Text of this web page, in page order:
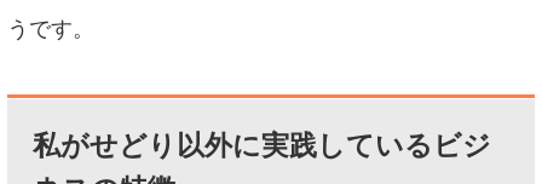
うです。
私がせどり以外に実践しているビジ